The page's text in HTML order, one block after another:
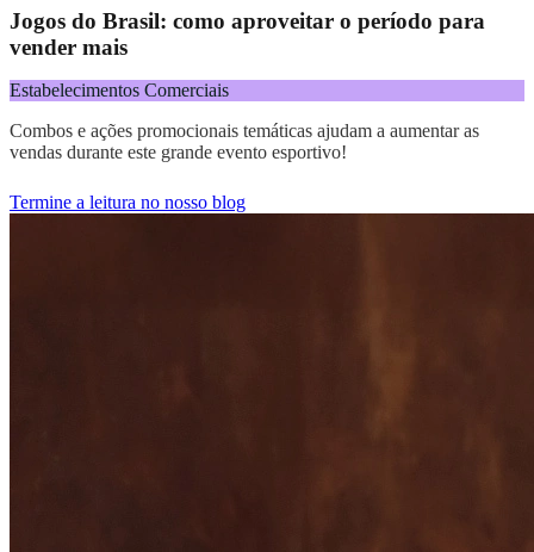
Jogos do Brasil: como aproveitar o período para
vender mais
Estabelecimentos Comerciais
Combos e ações promocionais temáticas ajudam a aumentar as
vendas durante este grande evento esportivo!
Termine a leitura no nosso blog